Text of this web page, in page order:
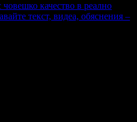
качество в реално
текст, видеа, обяснения –